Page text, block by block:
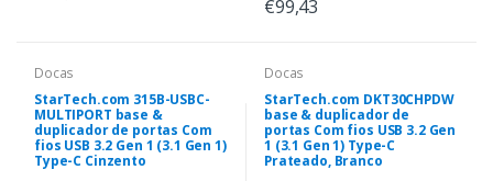
€99,43
Docas
StarTech.com 315B-USBC-
MULTIPORT base &
duplicador de portas Com
fios USB 3.2 Gen 1 (3.1 Gen 1)
Type-C Cinzento
Docas
StarTech.com DKT30CHPDW
base & duplicador de
portas Com fios USB 3.2 Gen
1 (3.1 Gen 1) Type-C
Prateado, Branco